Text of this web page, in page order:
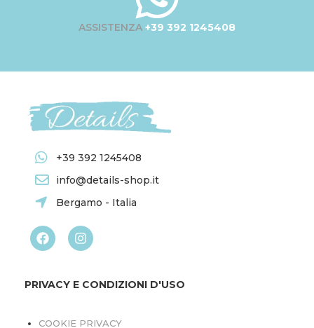
ASSISTENZA +39 392 1245408
+39 392 1245408
info@details-shop.it
Bergamo - Italia
PRIVACY E CONDIZIONI D'USO
COOKIE PRIVACY